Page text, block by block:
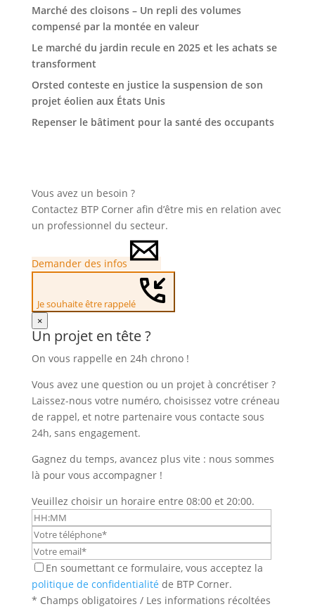
Marché des cloisons – Un repli des volumes
compensé par la montée en valeur
Le marché du jardin recule en 2025 et les achats se
transforment
Orsted conteste en justice la suspension de son
projet éolien aux États Unis
Repenser le bâtiment pour la santé des occupants
Vous avez un besoin ?
Contactez BTP Corner afin d’être mis en relation avec
un professionnel du secteur.
Demander des infos
Je souhaite être rappelé
×
Un projet en tête ?
On vous rappelle en 24h chrono !
Vous avez une question ou un projet à concrétiser ?
Laissez-nous votre numéro, choisissez votre créneau
de rappel, et notre partenaire vous contacte sous
24h, sans engagement.
Gagnez du temps, avancez plus vite : nous sommes
là pour vous accompagner !
Veuillez choisir un horaire entre 08:00 et 20:00.
En soumettant ce formulaire, vous acceptez la
politique de confidentialité de BTP Corner.
* Champs obligatoires / Les informations récoltées